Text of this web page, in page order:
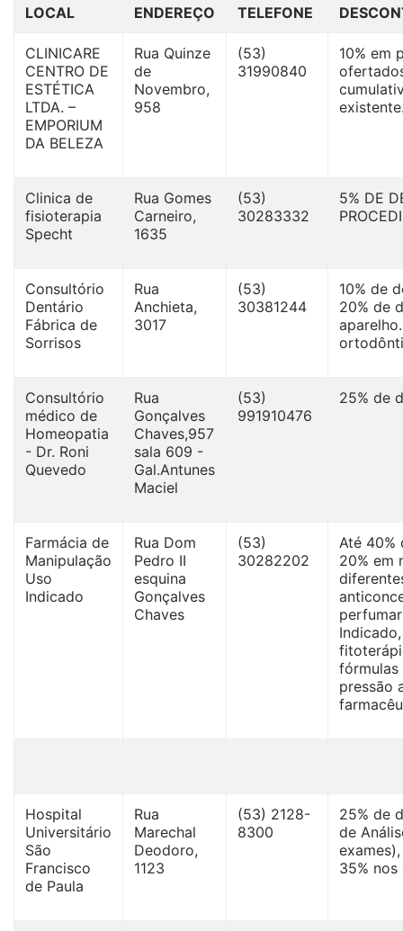
LOCAL ENDEREÇO TELEFONE
CLINICARE
CENTRO DE
ESTÉTICA
LTDA. –
EMPORIUM
DA BELEZA
Rua Quinze
de
Novembro,
958
(53)
31990840
10% em
Clinica de
fisioterapia
Specht
Rua Gomes
Carneiro,
1635
(53)
30283332
5% DE
Consultório
Dentário
Fábrica de
Sorrisos
Rua
Anchieta,
3017
(53)
30381244
10% de
20% de
Consultório
médico de
Homeopatia
- Dr. Roni
Quevedo
Rua
Gonçalves
Chaves,957
sala 609 -
Gal.Antunes
Maciel
(53)
991910476
25% de
Farmácia de
Manipulação
Uso
Indicado
Rua Dom
Pedro II
esquina
Gonçalves
Chaves
(53)
30282202
Até 40%
20% em
pressão
Hospital
Universitário
São
Francisco
de Paula
Rua
Marechal
Deodoro,
1123
(53) 2128-
8300
25% de
de
35% nos